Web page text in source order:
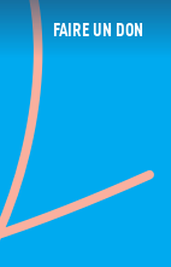
FAIRE UN DON